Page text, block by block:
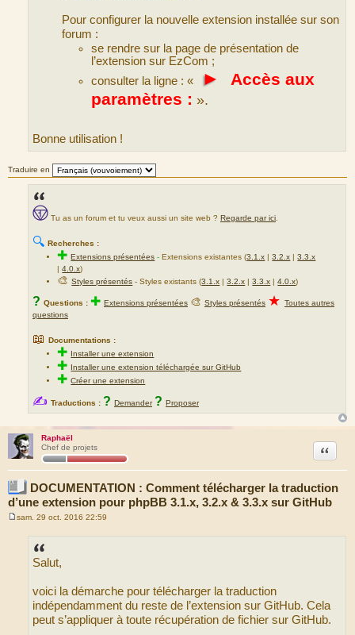
Pour configurer la nouvelle extension installée sur son
forum :
se rendre sur la page de présentation de
l’extension sur EzCom ;
consulter la ligne : «
►
Accès aux
paramètres : ».
Bonne utilisation !
Traduire en
Tu as un forum et tu veux aussi un site web ? Regarde par ici
🔍 Recherches :
✚Extensions présentées -Extensions existantes (3.1.x |3.2.x |3.3.x
|4.0.x)
🎨Styles présentés - Styles existants (3.1.x |3.2.x |3.3.x |4.0.x)
? Questions : ✚ Extensions présentées 🎨 Styles présentés ★ Toutes autres
questions
📖 Documentations :
✚ Installer une extension
✚ Installer une extension téléchargée sur GitHub
✚Créer une extension
✍ Traductions : ? Demander ? Proposer
Raphaël
Chef de projets
DOCUMENTATION : Comment télécharger la traduction
d’une extension pour phpBB 3.1.x, 3.2.x & 3.3.x sur GitHub
Citation
sam. 29 oct. 2016 22:59
Salut,
voici la démarche pour télécharger la traduction
indépendamment du reste de l’extension sur GitHub. Cela
peut s’appliquer à toute récupération de fichier sur GitHub.